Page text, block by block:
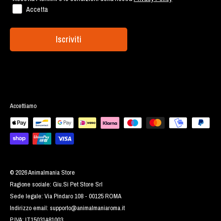
Accetta
Iscriviti
Accettiamo
© 2026 Animalmania Store
Ragione sociale: Giu.Si Pet Store Srl
Sede legale: Via Pindaro 108 - 00125 ROMA
Indirizzo email: supporto@animalmaniaroma.it